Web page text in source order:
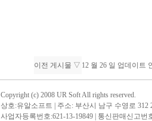
이전 게시물 ▽ 12 월 26 일 업데이트
Copyright (c) 2008 UR Soft All rights reserved.
상호:유알소프트 | 주소: 부산시 남구 수영로 312
사업자등록번호:621-13-19849 | 통신판매신고번